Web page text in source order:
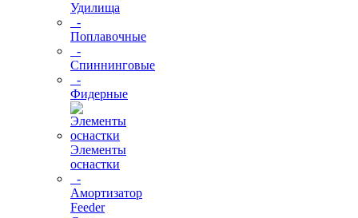
Удилища
-
Поплавочные
-
Спиннинговые
-
Фидерные
Элементы
оснастки
-
Амортизатор
Feeder